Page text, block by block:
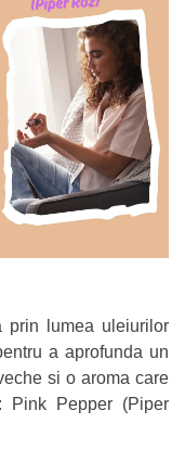
prin lumea uleiurilor
a aprofunda un
si o aroma care
Pink Pepper (Piper